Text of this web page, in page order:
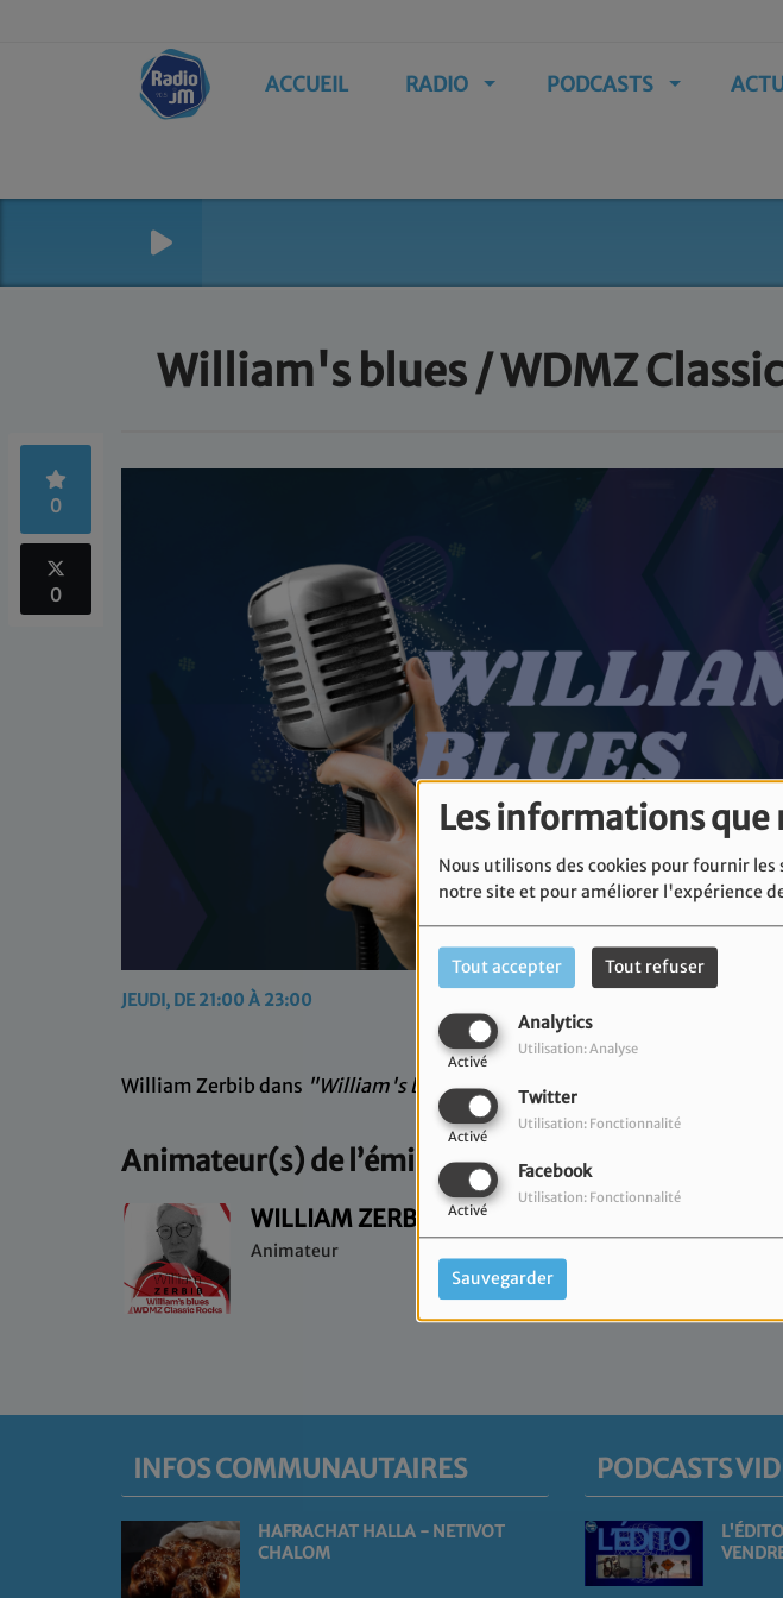
Les informations que
Nous utilisons des cookies pour fournir
notre site et pour améliorer l'expérience
Tout accepter Tout refuser
Analytics
Activé
Utilisation: Analyse
Twitter
Activé
Utilisation: Fonctionnalité
Facebook
Activé
Utilisation: Fonctionnalité
Sauvegarder
ACCUEIL RADIO PODCASTS
William's blues / WDMZ
0
0
JEUDI, DE 21:00 À 23:00
William Zerbib dans "William's blues / WDMZ Classic Rocks"
Animateur(s) de l’émission
WILLIAM ZERBIB
Animateur
INFOS COMMUNAUTAIRES
HAFRACHAT HALLA - NETIVOT
CHALOM
PODCASTS